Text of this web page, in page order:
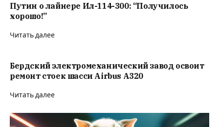
Путин о лайнере Ил-114-300: “Получилось
хорошо!”
Читать далее
Бердский электромеханический завод освоит
ремонт стоек шасси Airbus A320
Читать далее